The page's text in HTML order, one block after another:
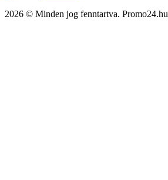
2026 © Minden jog fenntartva. Promo24.hu